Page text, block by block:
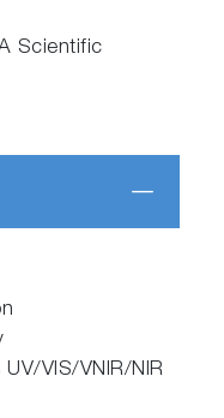
Scientific
VIS/VNIR/NIR